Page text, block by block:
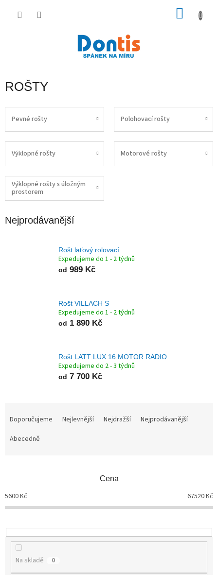
ROŠTY
Pevné rošty Polohovací rošty
Výklopné rošty Motorové rošty
Výklopné rošty s úložným
prostorem
Nejprodávanější
Rošt laťový rolovací
Expedujeme do 1 - 2 týdnů
od 989 Kč
Rošt VILLACH S
Expedujeme do 1 - 2 týdnů
od 1 890 Kč
Rošt LATT LUX 16 MOTOR RADIO
Expedujeme do 2 - 3 týdnů
od 7 700 Kč
o
d
k
t
Doporučujeme Nejlevnější Nejdražší
Nejprodávanější
Abecedně
Cena
5600Kč 67520Kč
Na skladě 0